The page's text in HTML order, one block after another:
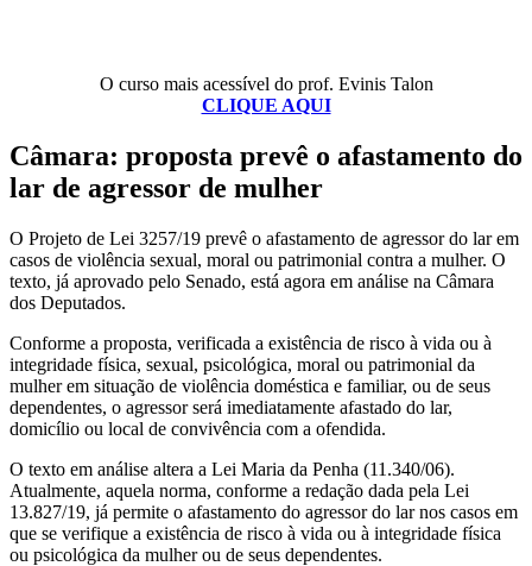
O curso mais acessível do prof. Evinis Talon
CLIQUE AQUI
Câmara: proposta prevê o afastamento do
lar de agressor de mulher
O Projeto de Lei 3257/19 prevê o afastamento de agressor do lar em
casos de violência sexual, moral ou patrimonial contra a mulher. O
texto, já aprovado pelo Senado, está agora em análise na Câmara
dos Deputados.
Conforme a proposta, verificada a existência de risco à vida ou à
integridade física, sexual, psicológica, moral ou patrimonial da
mulher em situação de violência doméstica e familiar, ou de seus
dependentes, o agressor será imediatamente afastado do lar,
domicílio ou local de convivência com a ofendida.
O texto em análise altera a Lei Maria da Penha (11.340/06).
Atualmente, aquela norma, conforme a redação dada pela Lei
13.827/19, já permite o afastamento do agressor do lar nos casos em
que se verifique a existência de risco à vida ou à integridade física
ou psicológica da mulher ou de seus dependentes.